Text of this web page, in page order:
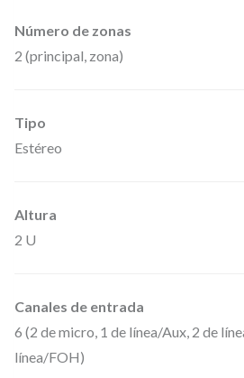
c
s
a
i
c
a
Número de zonas
2 (principal, zona)
Tipo
Estéreo
Altura
2 U
Canales de entrada
6 (2 de micro, 1 de línea/Aux, 2 de
línea/FOH)